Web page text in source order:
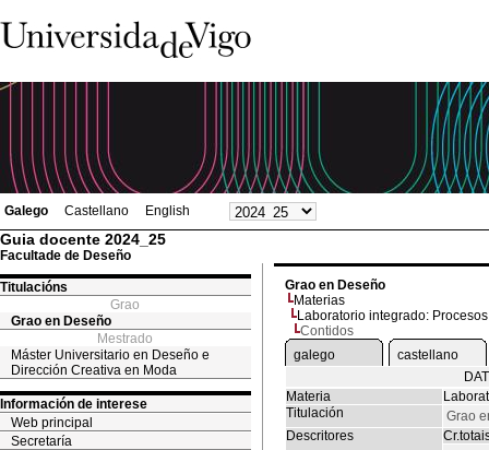
Galego Castellano English
Guia docente 2024_25
Facultade de Deseño
Titulacións
Grao
Grao en Deseño
Mestrado
Máster Universitario en Deseño e
Dirección Creativa en Moda
Información de interese
Web principal
Secretaría
Grao en Deseño
Materias
Laboratorio integrado:
Contidos
galego
castellano
Materia
Titulación
Grao
Descritores